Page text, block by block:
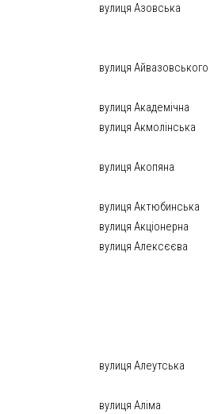
вулиця Азовська
вулиця Айвазовського
вулиця Академічна
вулиця Акмолінська
вулиця Акопяна
вулиця Актюбинська
вулиця Акціонерна
вулиця Алексєєва
вулиця Алеутська
вулиця Аліма